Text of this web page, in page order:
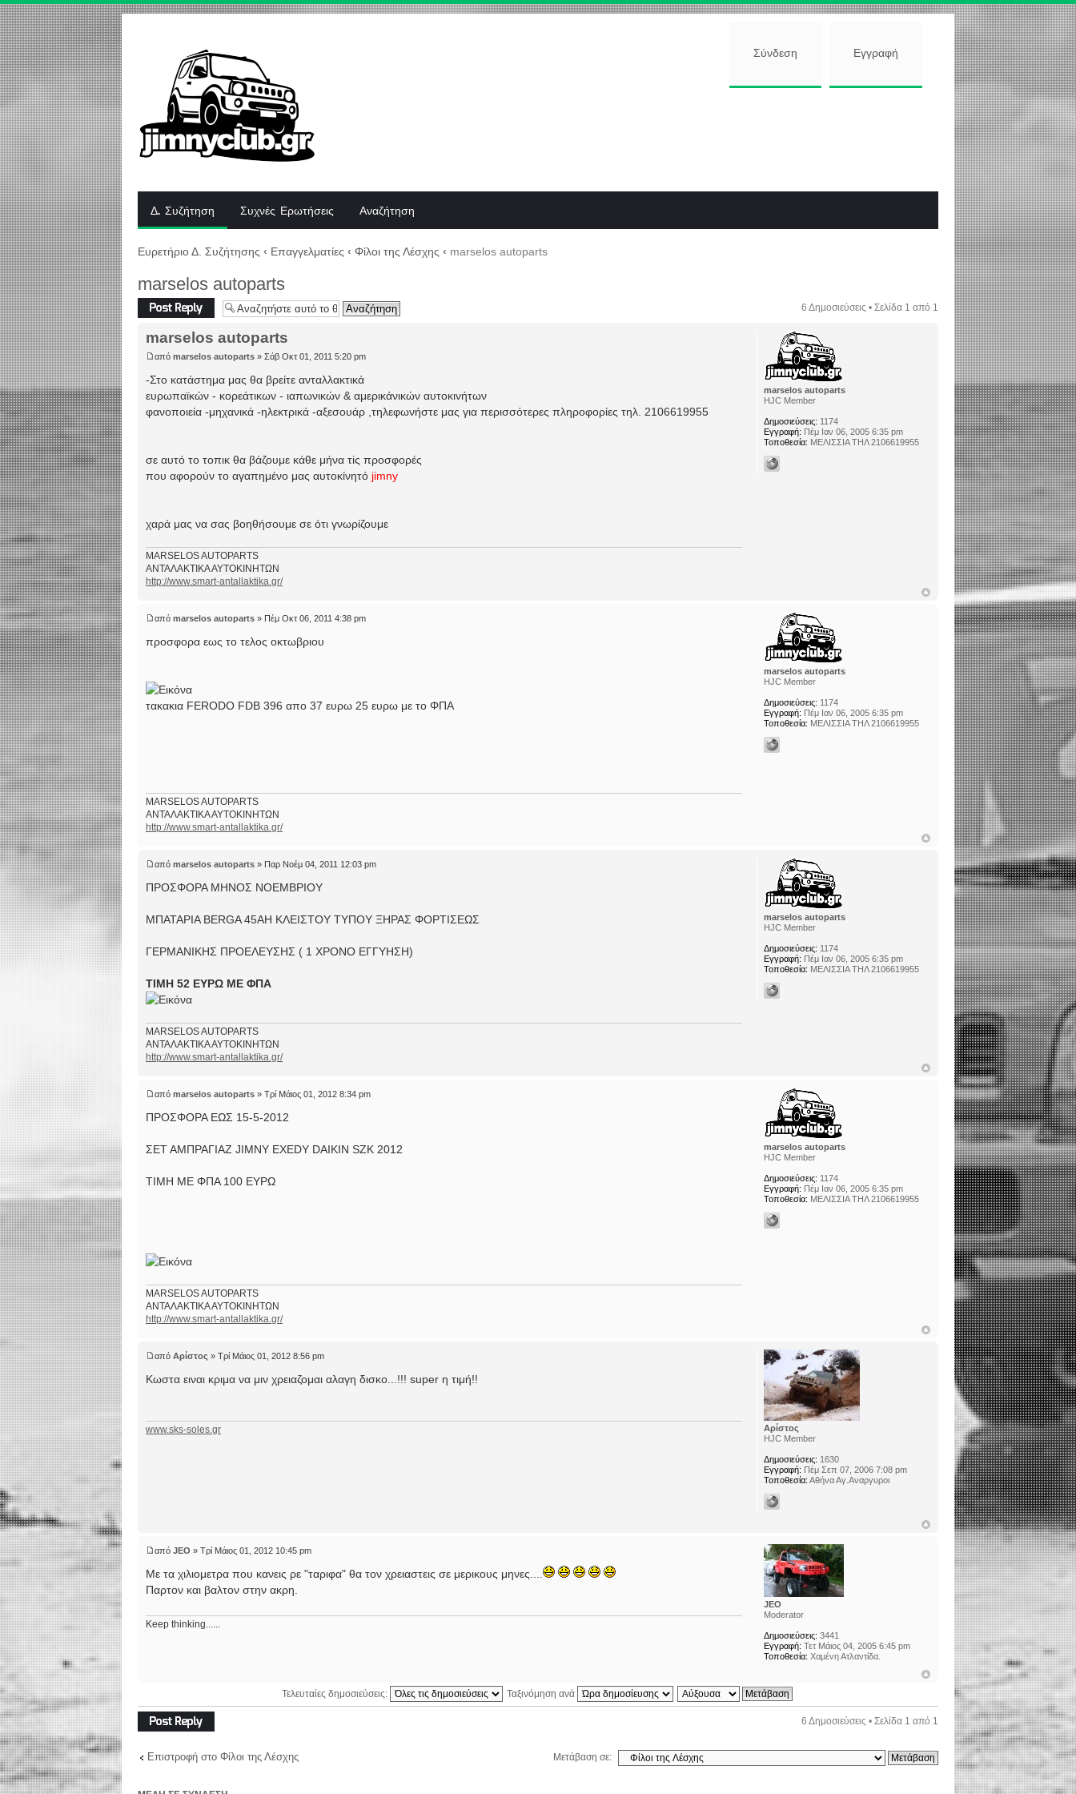
Σύνδεση Εγγραφή
Δ. Συζήτηση Συχνές Ερωτήσεις Αναζήτηση
Ευρετήριο Δ. Συζήτησης ‹ Επαγγελματίες ‹ Φίλοι της Λέσχης ‹ marselos autoparts
marselos autoparts
Δημιουργία
απάντησης
6 Δημοσιεύσεις • Σελίδα 1 από 1
marselos autoparts
από marselos autoparts » Σάβ Οκτ 01, 2011 5:20 pm
-Στο κατάστημα μας θα βρείτε ανταλλακτικά
ευρωπαϊκών - κορεάτικων - ιαπωνικών & αμερικάνικών αυτοκινήτων
φανοποιεία -μηχανικά -ηλεκτρικά -αξεσουάρ ,τηλεφωνήστε μας για περισσότερες πληροφορίες τηλ. 2106619955
σε αυτό το τοπικ θα βάζουμε κάθε μήνα τiς προσφορές
που αφορούν το αγαπημένο μας αυτοκίνητό jimny
χαρά μας να σας βοηθήσουμε σε ότι γνωρίζουμε
MARSELOS AUTOPARTS
ΑΝΤΑΛΑΚΤΙΚΑ ΑΥΤΟΚΙΝΗΤΩΝ
http://www.smart-antallaktika.gr/
marselos autoparts
HJC Member
Δημοσιεύσεις: 1174
Εγγραφή: Πέμ Ιαν 06, 2005 6:35 pm
Τοποθεσία: ΜΕΛΙΣΣΙΑ ΤΗΛ 2106619955
από marselos autoparts » Πέμ Οκτ 06, 2011 4:38 pm
προσφορα εως το τελος οκτωβριου
τακακια FERODO FDB 396 απο 37 ευρω 25 ευρω με το ΦΠΑ
MARSELOS AUTOPARTS
ΑΝΤΑΛΑΚΤΙΚΑ ΑΥΤΟΚΙΝΗΤΩΝ
http://www.smart-antallaktika.gr/
marselos autoparts
HJC Member
Δημοσιεύσεις: 1174
Εγγραφή: Πέμ Ιαν 06, 2005 6:35 pm
Τοποθεσία: ΜΕΛΙΣΣΙΑ ΤΗΛ 2106619955
από marselos autoparts » Παρ Νοέμ 04, 2011 12:03 pm
ΠΡΟΣΦΟΡΑ ΜΗΝΟΣ ΝΟΕΜΒΡΙΟΥ
ΜΠΑΤΑΡΙΑ BERGA 45AH KΛΕΙΣΤΟΥ ΤΥΠΟΥ ΞΗΡΑΣ ΦΟΡΤΙΣΕΩΣ
ΓΕΡΜΑΝΙΚΗΣ ΠΡΟΕΛΕΥΣΗΣ ( 1 ΧΡΟΝΟ ΕΓΓΥΗΣΗ)
ΤΙΜΗ 52 ΕΥΡΩ ΜΕ ΦΠΑ
MARSELOS AUTOPARTS
ΑΝΤΑΛΑΚΤΙΚΑ ΑΥΤΟΚΙΝΗΤΩΝ
http://www.smart-antallaktika.gr/
marselos autoparts
HJC Member
Δημοσιεύσεις: 1174
Εγγραφή: Πέμ Ιαν 06, 2005 6:35 pm
Τοποθεσία: ΜΕΛΙΣΣΙΑ ΤΗΛ 2106619955
από marselos autoparts » Τρί Μάιος 01, 2012 8:34 pm
ΠΡΟΣΦΟΡΑ ΕΩΣ 15-5-2012
ΣΕΤ ΑΜΠΡΑΓΙΑΖ JIMNY EXEDY DAIKIN SZK 2012
TIMH ME ΦΠΑ 100 ΕΥΡΩ
MARSELOS AUTOPARTS
ΑΝΤΑΛΑΚΤΙΚΑ ΑΥΤΟΚΙΝΗΤΩΝ
http://www.smart-antallaktika.gr/
marselos autoparts
HJC Member
Δημοσιεύσεις: 1174
Εγγραφή: Πέμ Ιαν 06, 2005 6:35 pm
Τοποθεσία: ΜΕΛΙΣΣΙΑ ΤΗΛ 2106619955
από Αρίστος » Τρί Μάιος 01, 2012 8:56 pm
Κωστα ειναι κριμα να μιν χρειαζομαι αλαγη δισκο...!!! super η τιμή!!
www.sks-soles.gr
Αρίστος
HJC Member
Δημοσιεύσεις: 1630
Εγγραφή: Πέμ Σεπ 07, 2006 7:08 pm
Τοποθεσία: Αθήνα Αγ.Αναργυροι
από JEO » Τρί Μάιος 01, 2012 10:45 pm
Με τα χιλιομετρα που κανεις ρε "ταριφα" θα τον χρειαστεις σε μερικους μηνες....
Παρτον και βαλτον στην ακρη.
Keep thinking......
JEO
Moderator
Δημοσιεύσεις: 3441
Εγγραφή: Τετ Μάιος 04, 2005 6:45 pm
Τοποθεσία: Χαμένη Ατλαντίδα.
Τελευταίες δημοσιεύσεις: Ταξινόμηση ανά
Δημιουργία
απάντησης
6 Δημοσιεύσεις • Σελίδα 1 από 1
Επιστροφή στο Φίλοι της Λέσχης Μετάβαση σε: